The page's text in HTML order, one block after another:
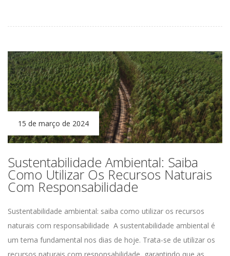
15 de março de 2024
Sustentabilidade Ambiental: Saiba
Como Utilizar Os Recursos Naturais
Com Responsabilidade
Sustentabilidade ambiental: saiba como utilizar os recursos
naturais com responsabilidade A sustentabilidade ambiental é
um tema fundamental nos dias de hoje. Trata-se de utilizar os